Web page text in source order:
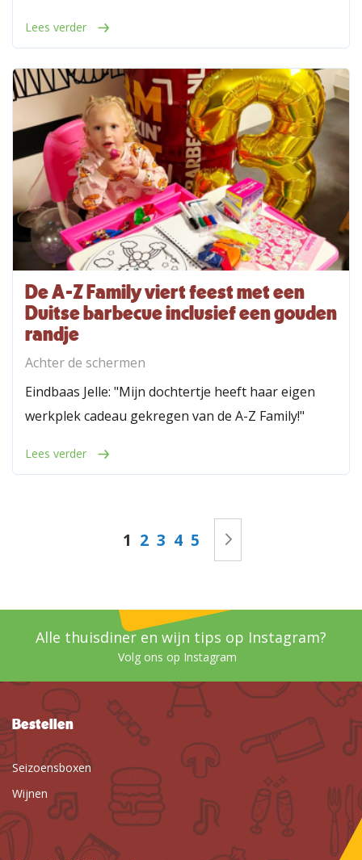
Lees verder
De A-Z Family viert feest met een
Duitse barbecue inclusief een gouden
randje
Achter de schermen
Eindbaas Jelle: "Mijn dochtertje heeft haar eigen
werkplek cadeau gekregen van de A-Z Family!"
Lees verder
U lees momenteel pagina
1 Pagina
2 Pagina
3 Pagina
4 Pagina
5
Alle thuisdiner en wijn tips op Instagram?
Volg ons op Instagram
Bestellen
Seizoensboxen
Wijnen